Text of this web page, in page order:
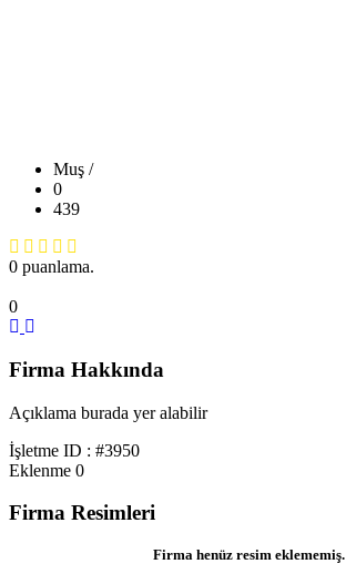
Muş /
0
439
0 puanlama.
0
Firma Hakkında
Açıklama burada yer alabilir
İşletme ID : #3950
Eklenme 0
Firma Resimleri
Firma henüz resim eklememiş.